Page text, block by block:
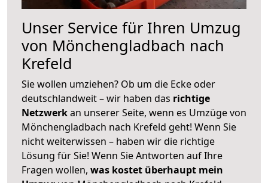
Unser Service für Ihren Umzug
von Mönchengladbach nach
Krefeld
Sie wollen umziehen? Ob um die Ecke oder
deutschlandweit – wir haben das richtige
Netzwerkan unserer Seite, wenn es Umzüge von
Mönchengladbach nach Krefeld geht! Wenn Sie
nicht weiterwissen – haben wir die richtige
Lösung für Sie! Wenn Sie Antworten auf Ihre
Fragen wollen, was kostet überhaupt mein